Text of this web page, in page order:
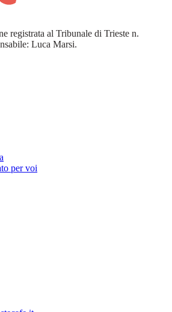
registrata al Tribunale di Trieste n.
Luca Marsi.
per voi